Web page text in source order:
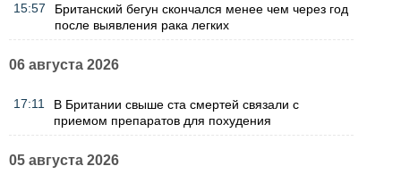
15:57
Британский бегун скончался менее чем через год
после выявления рака легких
06 августа 2026
17:11
В Британии свыше ста смертей связали с
приемом препаратов для похудения
05 августа 2026